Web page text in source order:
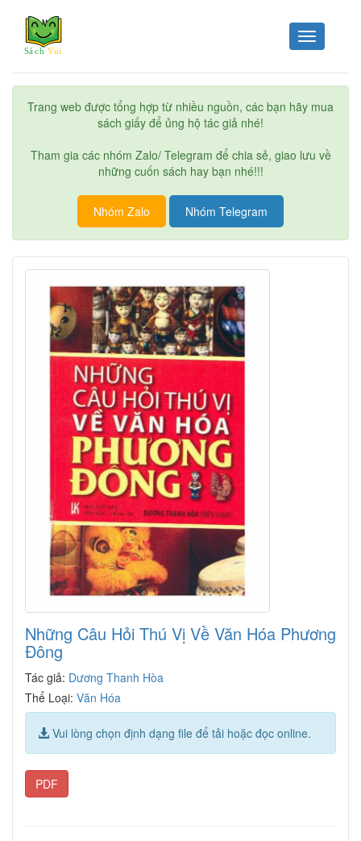
Toggle
navigation
Trang web được tổng hợp từ nhiều nguồn, các bạn hãy mua
sách giấy để ủng hộ tác giả nhé!
Tham gia các nhóm Zalo/ Telegram để chia sẻ, giao lưu về
những cuốn sách hay bạn nhé!!!
Nhóm Zalo Nhóm Telegram
Những Câu Hỏi Thú Vị Về Văn Hóa Phương
Đông
Tác giả: Dương Thanh Hòa
Thể Loại: Văn Hóa
Vui lòng chọn định dạng file để tải hoặc đọc online.
PDF